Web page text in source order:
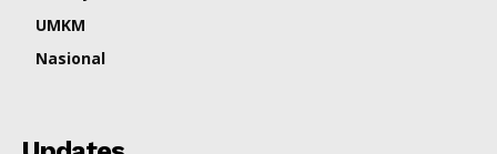
UMKM
Nasional